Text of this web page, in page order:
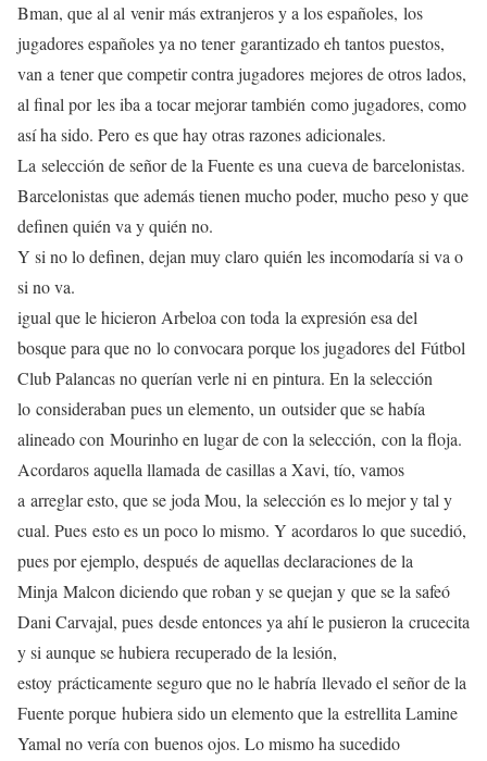
Bman, que al al venir más extranjeros y a los españoles, los
jugadores españoles ya no tener garantizado eh tantos puestos,
van a tener que competir contra jugadores mejores de otros lados,
al final porles iba a tocar mejorar también como jugadores, como
así ha sido. Pero es que hay otras razones adicionales.
La selección de señor de la Fuente es una cueva de barcelonistas.
Barcelonistas que además tienen mucho poder, mucho peso y que
definen quién va y quién no.
Y si no lo definen, dejan muy claro quién les incomodaría si va o
si no va.
igual que le hicieron Arbeloa con toda la expresión esa del
bosque para que no lo convocara porque los jugadores del Fútbol
Club Palancas no querían verle ni en pintura. En la selección
lo consideraban pues un elemento, un outsider que se había
alineado con Mourinho en lugar de con la selección, con la floja.
Acordaros aquella llamada de casillas a Xavi, tío, vamos
a arreglar esto, que se joda Mou, la selección es lo mejor y tal y
cual. Pues esto es un poco lo mismo. Y acordaros lo que sucedió,
pues por ejemplo, después de aquellas declaraciones de la
Minja Malcon diciendo que roban y se quejan y que se la safeó
Dani Carvajal, pues desde entonces ya ahí le pusieron la crucecita
y si aunque se hubiera recuperado de la lesión,
estoy prácticamente seguro que no le habría llevado el señor de la
Fuente porque hubiera sido un elemento que la estrellita Lamine
Yamal no vería con buenos ojos. Lo mismo ha sucedido